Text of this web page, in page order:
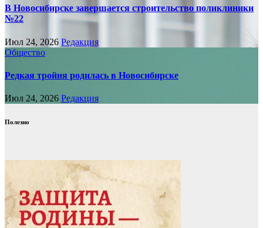
В Новосибирске завершается строительство поликлиники
№22
Июл 24, 2026 Редакция
Общество
Редкая тройня родилась в Новосибирске
Июл 24, 2026 Редакция
Полезно